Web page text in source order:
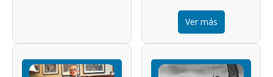
Ver más